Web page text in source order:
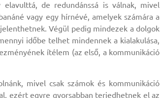
de redundánssá is válnak, mivel
vagy egy hírnévé, amelyek számára a
Végül pedig mindezek a dolgok
időbe telhet mindennek a kialakulása,
ítélem (az első, a kommunikáció
mivel csak számok és kommunikáció
ezért egyre gyorsabban terjedhetnek el az